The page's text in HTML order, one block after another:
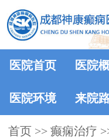
医院首页 医院
医院环境 来院
首页 >> 癫痫治疗